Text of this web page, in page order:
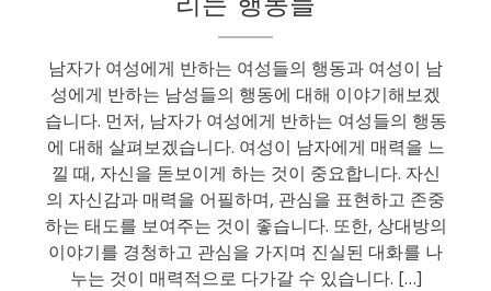
리는 행동들
남자가 여성에게 반하는 여성들의 행동과 여성이 남
성에게 반하는 남성들의 행동에 대해 이야기해보겠
습니다. 먼저, 남자가 여성에게 반하는 여성들의 행동
에 대해 살펴보겠습니다. 여성이 남자에게 매력을 느
낄 때, 자신을 돋보이게 하는 것이 중요합니다. 자신
의 자신감과 매력을 어필하며, 관심을 표현하고 존중
하는 태도를 보여주는 것이 좋습니다. 또한, 상대방의
이야기를 경청하고 관심을 가지며 진실된 대화를 나
누는 것이 매력적으로 다가갈 수 있습니다. […]